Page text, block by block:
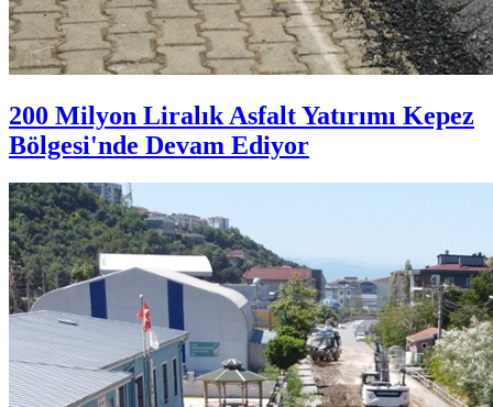
200 Milyon Liralık Asfalt Yatırımı Kepez
Bölgesi'nde Devam Ediyor